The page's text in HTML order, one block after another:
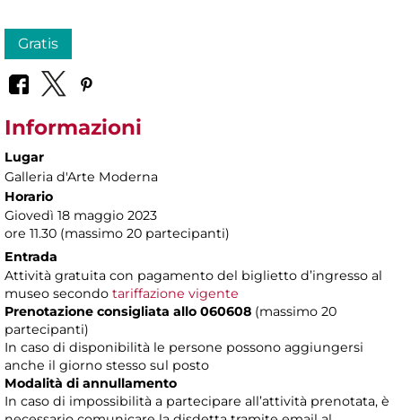
Gratis
Informazioni
Lugar
Galleria d'Arte Moderna
Horario
Giovedì 18 maggio 2023
ore 11.30 (massimo 20 partecipanti)
Entrada
Attività gratuita con pagamento del biglietto d’ingresso al
museo secondo tariffazione vigente
Prenotazione consigliata allo 060608 (massimo 20
partecipanti)
In caso di disponibilità le persone possono aggiungersi
anche il giorno stesso sul posto
Modalità di annullamento
In caso di impossibilità a partecipare all’attività prenotata, è